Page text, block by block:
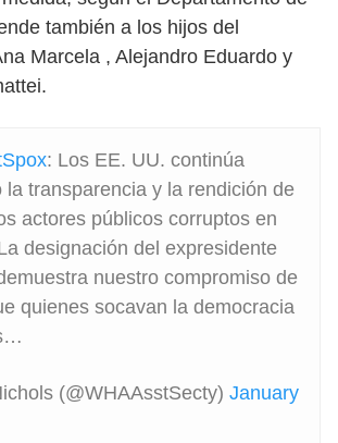
también a los hijos del
Marcela , Alejandro Eduardo y
: Los EE. UU. continúa
la transparencia y la rendición de
actores públicos corruptos en
designación del expresidente
nuestro compromiso de
quienes socavan la democracia
(@WHAAsstSecty) January